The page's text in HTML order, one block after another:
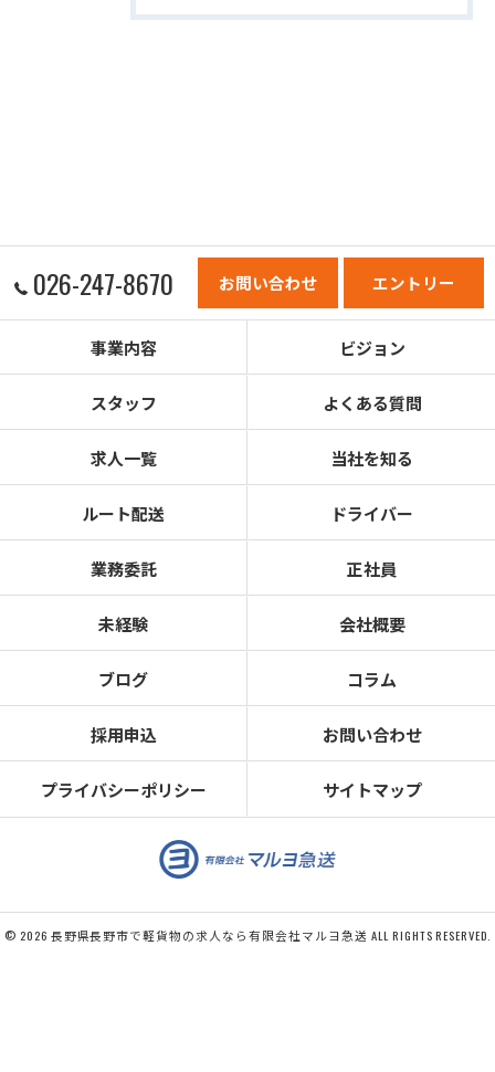
026-247-8670 お問い合わせ エントリー
事業内容 ビジョン
スタッフ よくある質問
求人一覧 当社を知る
ルート配送 ドライバー
業務委託 正社員
未経験 会社概要
ブログ コラム
採用申込 お問い合わせ
プライバシーポリシー サイトマップ
© 2026 長野県長野市で軽貨物の求人なら有限会社マルヨ急送 ALL RIGHTS RESERVED.